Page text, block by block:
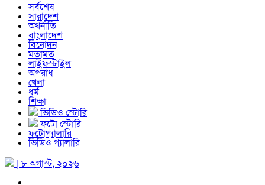
সর্বশেষ
সারাদেশ
অর্থনীতি
বাংলাদেশ
বিনোদন
মতামত
লাইফস্টাইল
অপরাধ
খেলা
ধর্ম
শিক্ষা
ভিডিও স্টোরি
ফটো স্টোরি
ফটোগ্যালারি
ভিডিও গ্যালারি
| ৮ অগাস্ট, ২০২৬